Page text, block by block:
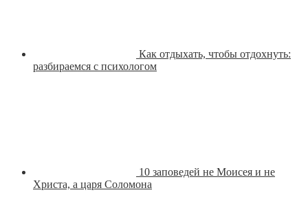
Как отдыхать, чтобы отдохнуть:
разбираемся с психологом
10 заповедей не Моисея и не
Христа, а царя Соломона